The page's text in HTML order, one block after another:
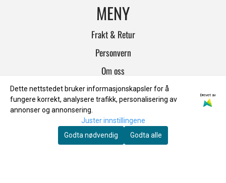
MENY
Frakt & Retur
Personvern
Om oss
Salgsbetingelser
INFO
Frakt & Retur
Dette nettstedet bruker informasjonskapsler for å
fungere korrekt, analysere trafikk, personalisering av
annonser og annonsering.
Drevet av
Juster innstillingene
Godta nødvendig
Godta alle